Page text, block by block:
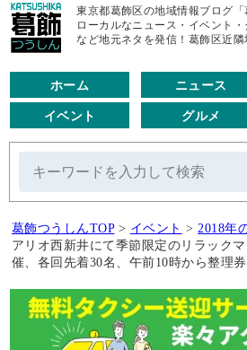
東京都葛飾区の地域情報ブログ
ローカルなニュース・イベント
など地元ネタを発信！葛飾区近隣
ホーム ニュース
イベント グルメ
葛飾つうしんTOP > イベント > 2018年
アリオ西新井にて季節限定のリラック
催、各回先着30名、午前10時から整理